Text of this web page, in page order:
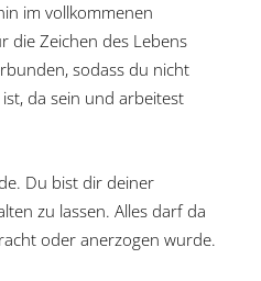
im vollkommenen
die Zeichen des Lebens
sodass du nicht
da sein und arbeitest
Du bist dir deiner
zu lassen. Alles darf da
oder anerzogen wurde.